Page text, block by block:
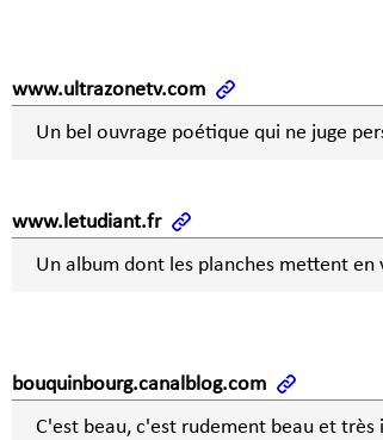
www.ultrazonetv.com
Un bel ouvrage poétique qui ne juge
www.letudiant.fr
Un album dont les planches mettent
bouquinbourg.canalblog.com
C'est beau, c'est rudement beau et très